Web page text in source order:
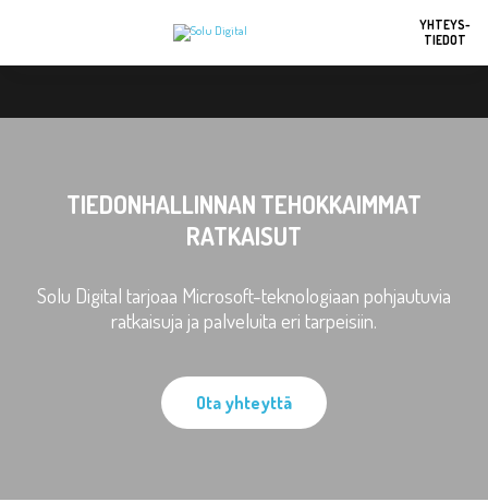
YHTEYS-
TIEDOT
TIEDONHALLINNAN TEHOKKAIMMAT
RATKAISUT
Solu Digital tarjoaa Microsoft-teknologiaan pohjautuvia
ratkaisuja ja palveluita eri tarpeisiin.
Ota yhteyttä